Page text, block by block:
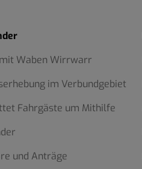
Waben Wirrwarr
im Verbundgebiet
Fahrgäste um Mithilfe
und Anträge